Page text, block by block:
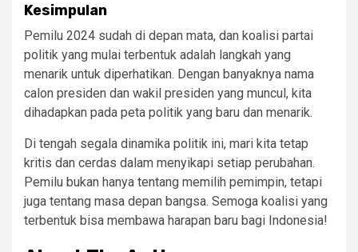
Kesimpulan
Pemilu 2024 sudah di depan mata, dan koalisi partai
politik yang mulai terbentuk adalah langkah yang
menarik untuk diperhatikan. Dengan banyaknya nama
calon presiden dan wakil presiden yang muncul, kita
dihadapkan pada peta politik yang baru dan menarik.
Di tengah segala dinamika politik ini, mari kita tetap
kritis dan cerdas dalam menyikapi setiap perubahan.
Pemilu bukan hanya tentang memilih pemimpin, tetapi
juga tentang masa depan bangsa. Semoga koalisi yang
terbentuk bisa membawa harapan baru bagi Indonesia!